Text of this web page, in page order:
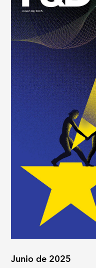
Junio de 2025